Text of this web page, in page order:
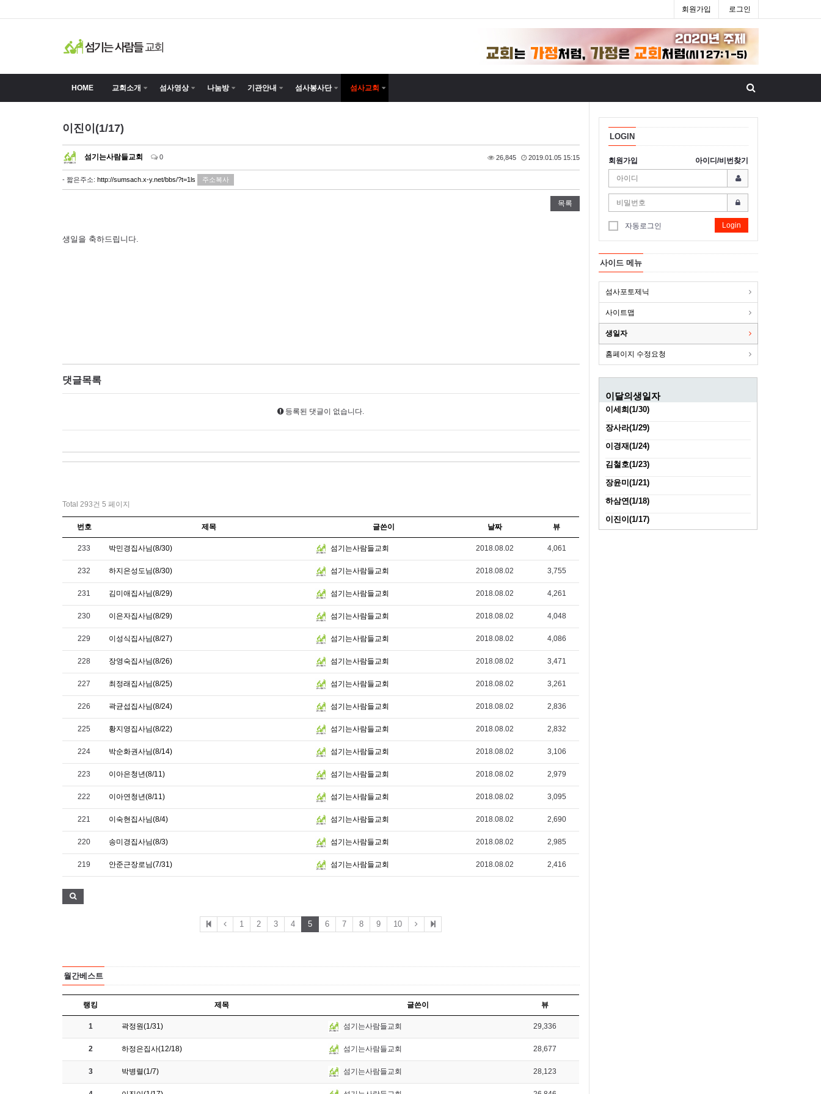
회원가입 로그인
HOME 교회소개 섬사영상 나눔방 기관안내 섬사봉사단 섬사교회
이진이(1/17)
섬기는사람들교회 0 26,845 2019.01.05 15:15
- 짧은주소: http://sumsach.x-y.net/bbs/?t=1ls 주소복사
목록
생일을 축하드립니다.
댓글목록
등록된 댓글이 없습니다.
Total 293건 5 페이지
번호 제목 글쓴이 날짜 뷰
233 박민경집사님(8/30) 섬기는사람들교회 2018.08.02 4,061
232 하지은성도님(8/30) 섬기는사람들교회 2018.08.02 3,755
231 김미애집사님(8/29) 섬기는사람들교회 2018.08.02 4,261
230 이은자집사님(8/29) 섬기는사람들교회 2018.08.02 4,048
229 이성식집사님(8/27) 섬기는사람들교회 2018.08.02 4,086
228 장영숙집사님(8/26) 섬기는사람들교회 2018.08.02 3,471
227 최정래집사님(8/25) 섬기는사람들교회 2018.08.02 3,261
226 곽균섭집사님(8/24) 섬기는사람들교회 2018.08.02 2,836
225 황지영집사님(8/22) 섬기는사람들교회 2018.08.02 2,832
224 박순화권사님(8/14) 섬기는사람들교회 2018.08.02 3,106
223 이아은청년(8/11) 섬기는사람들교회 2018.08.02 2,979
222 이아연청년(8/11) 섬기는사람들교회 2018.08.02 3,095
221 이숙현집사님(8/4) 섬기는사람들교회 2018.08.02 2,690
220 송미경집사님(8/3) 섬기는사람들교회 2018.08.02 2,985
219 안준근장로님(7/31) 섬기는사람들교회 2018.08.02 2,416
1 2 3 4 5 6 7 8 9 10
월간베스트
랭킹 제목 글쓴이 뷰
1 곽정원(1/31) 섬기는사람들교회 29,336
2 하정은집사(12/18) 섬기는사람들교회 28,677
3 박병렬(1/7) 섬기는사람들교회 28,123
LOGIN
회원가입 아이디/비번찾기
자동로그인 Login
사이드 메뉴
섬사포토제닉
사이트맵
생일자
홈페이지 수정요청
이달의생일자
이세희(1/30)
장사라(1/29)
이경재(1/24)
김철호(1/23)
장윤미(1/21)
하삼연(1/18)
이진이(1/17)